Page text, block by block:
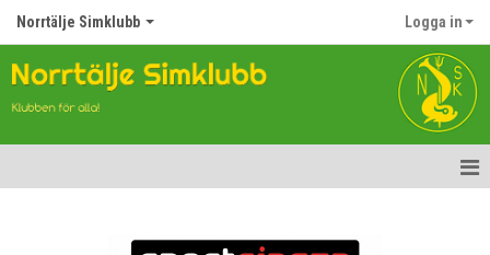
Norrtälje Simklubb Logga in